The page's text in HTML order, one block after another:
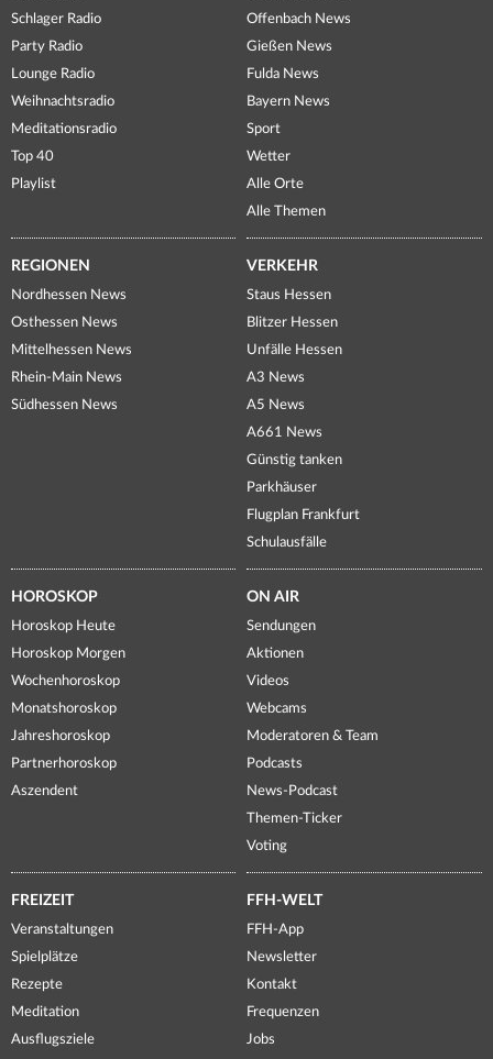
Schlager Radio
Party Radio
Lounge Radio
Weihnachtsradio
Meditationsradio
Top 40
Playlist
Offenbach News
Gießen News
Fulda News
Bayern News
Sport
Wetter
Alle Orte
Alle Themen
REGIONEN
Nordhessen News
Osthessen News
Mittelhessen News
Rhein-Main News
Südhessen News
VERKEHR
Staus Hessen
Blitzer Hessen
Unfälle Hessen
A3 News
A5 News
A661 News
Günstig tanken
Parkhäuser
Flugplan Frankfurt
Schulausfälle
HOROSKOP
Horoskop Heute
Horoskop Morgen
Wochenhoroskop
Monatshoroskop
Jahreshoroskop
Partnerhoroskop
Aszendent
ON AIR
Sendungen
Aktionen
Videos
Webcams
Moderatoren & Team
Podcasts
News-Podcast
Themen-Ticker
Voting
FREIZEIT
Veranstaltungen
Spielplätze
Rezepte
Meditation
Ausflugsziele
FFH-WELT
FFH-App
Newsletter
Kontakt
Frequenzen
Jobs